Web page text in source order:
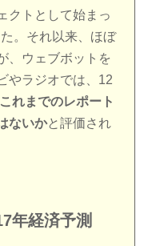
クトとして始まっ
。それ以来、ほぼ
、ウェブボットを
やラジオでは、12
れまでのレポート
ないかと評価され
年経済予測